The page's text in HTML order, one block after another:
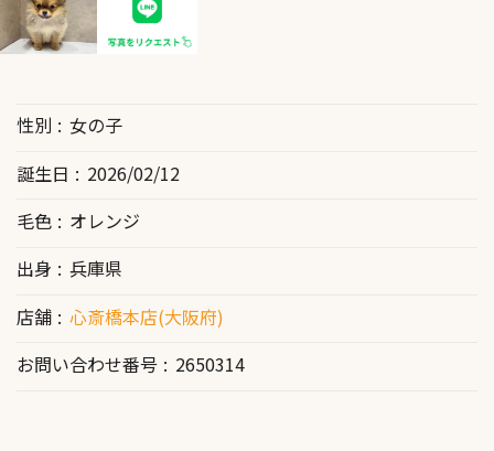
性別
女の子
誕生日
2026/02/12
毛色
オレンジ
出身
兵庫県
店舗
心斎橋本店(大阪府)
お問い合わせ番号
2650314